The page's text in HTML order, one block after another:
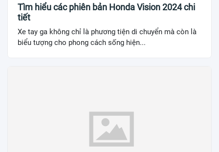
Tìm hiểu các phiên bản Honda Vision 2024 chi
tiết
Xe tay ga không chỉ là phương tiện di chuyển mà còn là
biểu tượng cho phong cách sống hiện...